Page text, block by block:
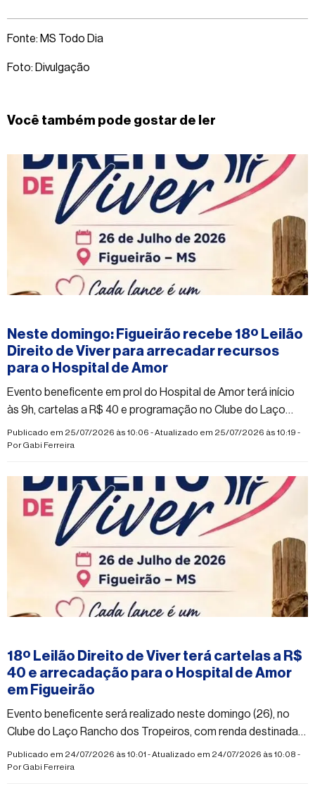
Fonte: MS Todo Dia
Foto: Divulgação
Você também pode gostar de ler
Neste domingo: Figueirão recebe 18º Leilão
Direito de Viver para arrecadar recursos
para o Hospital de Amor
Evento beneficente em prol do Hospital de Amor terá início
às 9h, cartelas a R$ 40 e programação no Clube do Laço
Rancho dos Tropeiros
Publicado em 25/07/2026 às 10:06 - Atualizado em 25/07/2026 às 10:19 -
PorGabi Ferreira
18º Leilão Direito de Viver terá cartelas a R$
40 e arrecadação para o Hospital de Amor
em Figueirão
Evento beneficente será realizado neste domingo (26), no
Clube do Laço Rancho dos Tropeiros, com renda destinada
ao Hospital de Amor
Publicado em 24/07/2026 às 10:01 - Atualizado em 24/07/2026 às 10:08 -
PorGabi Ferreira